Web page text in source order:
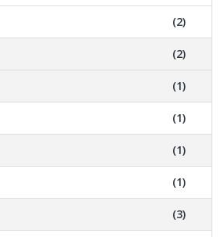
(2)
(2)
(1)
(1)
(1)
(1)
(3)